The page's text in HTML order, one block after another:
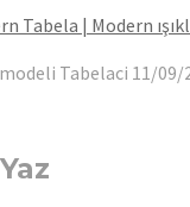
Tabela | Modern
Tabelaci 11/09/